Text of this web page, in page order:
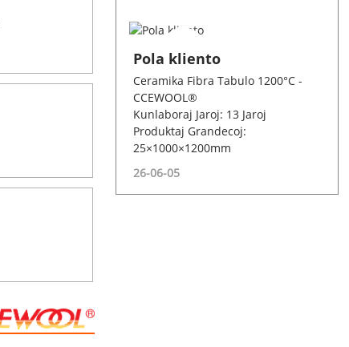
Pola kliento
Ceramika Fibra Tabulo 1200°C -
CCEWOOL®
Kunlaboraj Jaroj: 13 Jaroj
Produktaj Grandecoj:
25×1000×1200mm
26-06-05